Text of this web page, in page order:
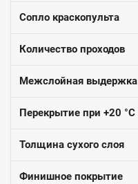
Сопло краскопульта
Количество проходов
Межслойная выдержка
Перекрытие при +20 °C
Толщина сухого слоя
Финишное покрытие